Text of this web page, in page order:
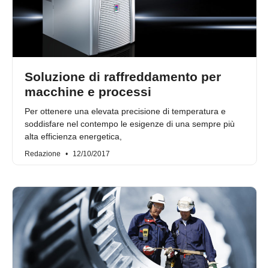
Soluzione di raffreddamento per
macchine e processi
Per ottenere una elevata precisione di temperatura e
soddisfare nel contempo le esigenze di una sempre più
alta efficienza energetica,
Redazione 12/10/2017